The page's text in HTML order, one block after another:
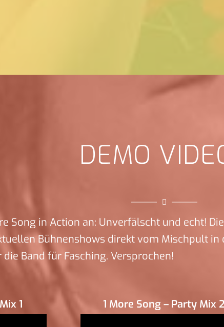
DEMO
Song in Action an: Unverfälscht und echt!
Bühnenshows direkt vom Mischpult
Band für Fasching. Versprochen!
1 1 More Song – Party Mix 2